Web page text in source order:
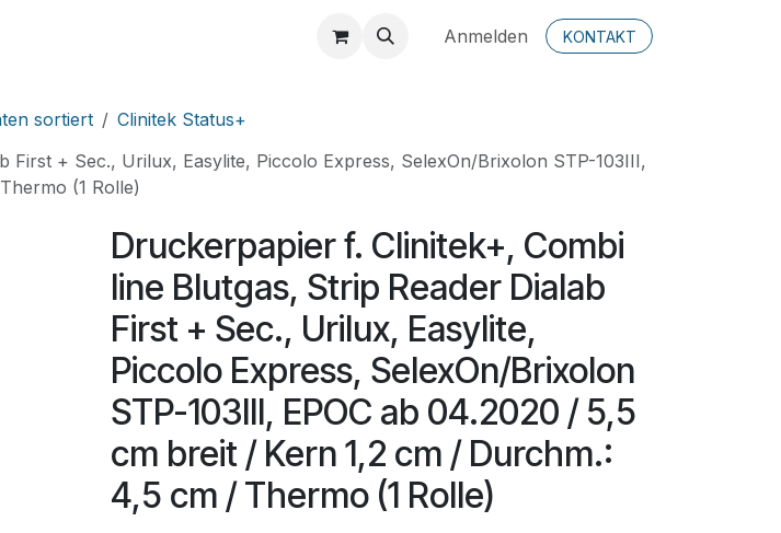
Anmelden KONTAKT
sortiert
Clinitek Status+
First + Sec., Urilux, Easylite, Piccolo Express, SelexOn/Brixolon STP-103III,
(1 Rolle)
Druckerpapier f. Clinitek+, Combi
line Blutgas, Strip Reader Dialab
First + Sec., Urilux, Easylite,
Piccolo Express, SelexOn/Brixolon
STP-103III, EPOC ab 04.2020 / 5,5
cm breit / Kern 1,2 cm / Durchm.:
4,5 cm / Thermo (1 Rolle)